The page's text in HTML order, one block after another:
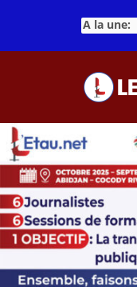
contenu
A la une: